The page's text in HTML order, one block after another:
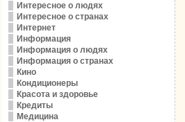
Интересное о людях
Интересное о странах
Интернет
Информация
Информация о людях
Информация о странах
Кино
Кондиционеры
Красота и здоровье
Кредиты
Медицина